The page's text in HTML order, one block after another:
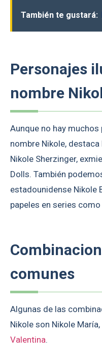
También te gustará:
Personajes
nombre
Aunque no hay
nombre Nikole,
Nikole Sherzinger,
Dolls. También
estadounidense Nikole
papeles en series
comunes
Algunas de las
Nikole son Nikole
Valentina.